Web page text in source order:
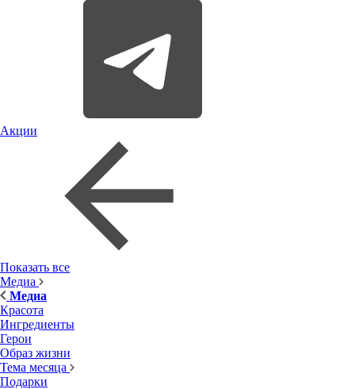
Акции
Показать все
Медиа
Медиа
Красота
Ингредиенты
Герои
Образ жизни
Тема месяца
Подарки